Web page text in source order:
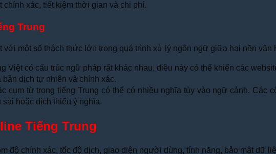
xác, tiết kiệm thời gian và chi phí.
Trung
một số thách thức lớn trong quá trình xử lý ngôn ngữ giữa hai nền văn
Việt có cấu trúc ngữ pháp rất khác nhau, điều này có thể khiến các
dịch tự nhiên và chính xác.
từ trong tiếng Trung có thể có nhiều nghĩa tùy vào ngữ cảnh. Các
hoặc dịch thiếu ý nghĩa.
Tiếng Trung
độ chính xác, tốc độ dịch, giao diện người dùng, tính năng, bảo mật dữ